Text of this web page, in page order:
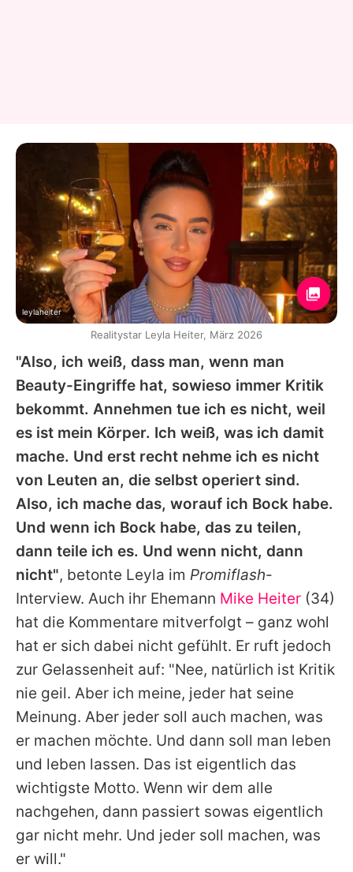
"Also, ich weiß, dass man, wenn man
Beauty-Eingriffe hat, sowieso immer Kritik
bekommt. Annehmen tue ich es nicht, weil
es ist mein Körper. Ich weiß, was ich damit
mache. Und erst recht nehme ich es nicht
von Leuten an, die selbst operiert sind.
Also, ich mache das, worauf ich Bock habe.
Und wenn ich Bock habe, das zu teilen,
dann teile ich es. Und wenn nicht, dann
nicht", betonte Leyla im Promiflash-
Interview. Auch ihr Ehemann Mike Heiter (34)
hat die Kommentare mitverfolgt – ganz wohl
hat er sich dabei nicht gefühlt. Er ruft jedoch
zur Gelassenheit auf: "Nee, natürlich ist Kritik
nie geil. Aber ich meine, jeder hat seine
Meinung. Aber jeder soll auch machen, was
er machen möchte. Und dann soll man leben
und leben lassen. Das ist eigentlich das
wichtigste Motto. Wenn wir dem alle
nachgehen, dann passiert sowas eigentlich
gar nicht mehr. Und jeder soll machen, was
er will."
leylaheiter
Realitystar Leyla Heiter, März 2026